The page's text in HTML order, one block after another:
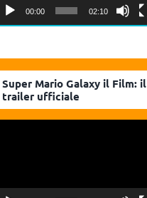
00:00 02:10
Super Mario Galaxy il Film: il
trailer ufficiale